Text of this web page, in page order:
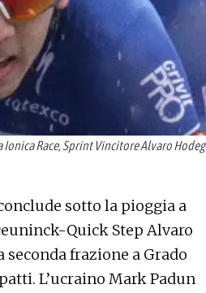
Race, Sprint Vincitore Alvaro Hodeg
sotto la pioggia a
Quick Step Alvaro
frazione a Grado
L’ucraino Mark Padun